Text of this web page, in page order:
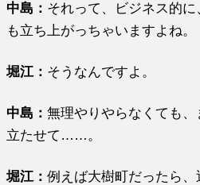
中島： それって、ビジネス的
も立ち上がっちゃいますよね。
堀江 ： そうなんですよ。
中島：無理やりやらなくても
立たせて……。
堀江 ：例えば大樹町だったら